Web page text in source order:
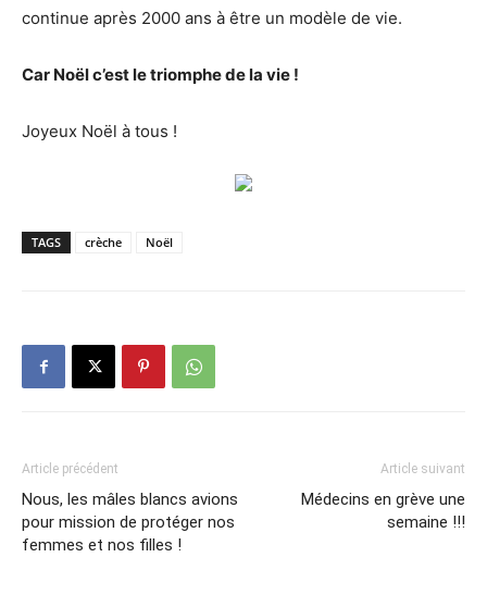
continue après 2000 ans à être un modèle de vie.
Car Noël c’est le triomphe de la vie !
Joyeux Noël à tous !
TAGS crèche Noël
Article précédent
Nous, les mâles blancs avions
pour mission de protéger nos
femmes et nos filles !
Article suivant
Médecins en grève une
semaine !!!